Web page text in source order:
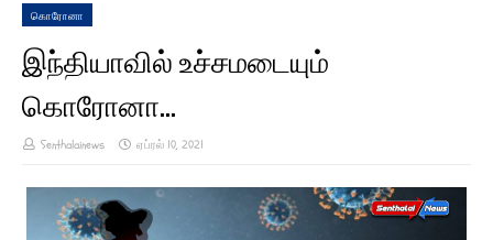
கொரோனா
இந்தியாவில் உச்சமடையும்
கொரோனா...
Senthalainews ஏப்ரல் 10, 2021